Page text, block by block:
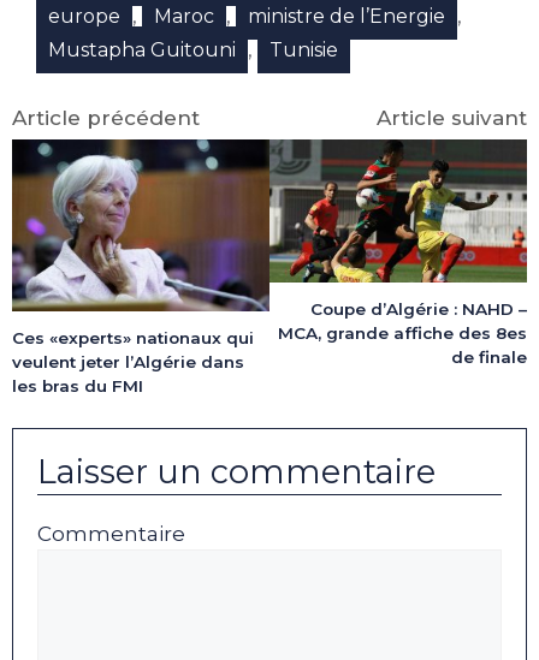
europe , Maroc , ministre de l’Energie ,
Mustapha Guitouni , Tunisie
Article précédent
Ces «experts» nationaux qui
veulent jeter l’Algérie dans
les bras du FMI
Article suivant
Coupe d’Algérie : NAHD –
MCA, grande affiche des 8es
de finale
Laisser un commentaire
Commentaire